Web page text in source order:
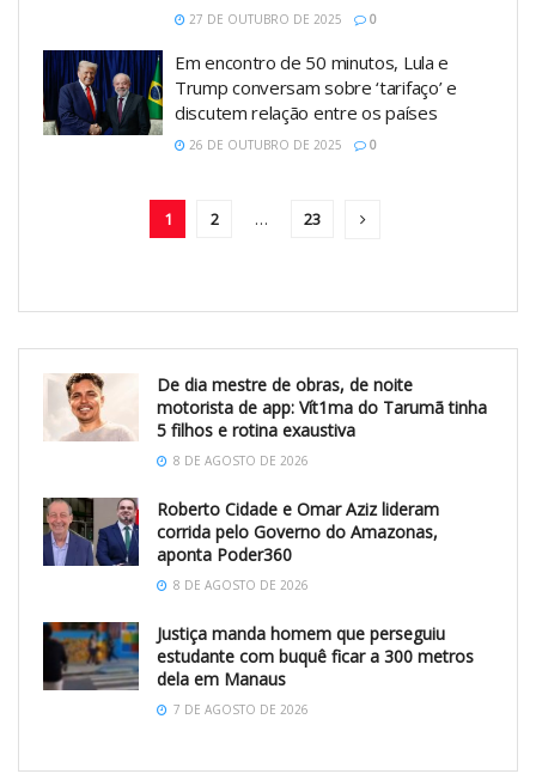
27 DE OUTUBRO DE 2025 0
Em encontro de 50 minutos, Lula e
Trump conversam sobre ‘tarifaço’ e
discutem relação entre os países
26 DE OUTUBRO DE 2025 0
1 2 … 23
De dia mestre de obras, de noite
motorista de app: Vít1ma do Tarumã tinha
5 filhos e rotina exaustiva
8 DE AGOSTO DE 2026
Roberto Cidade e Omar Aziz lideram
corrida pelo Governo do Amazonas,
aponta Poder360
8 DE AGOSTO DE 2026
Justiça manda homem que perseguiu
estudante com buquê ficar a 300 metros
dela em Manaus
7 DE AGOSTO DE 2026